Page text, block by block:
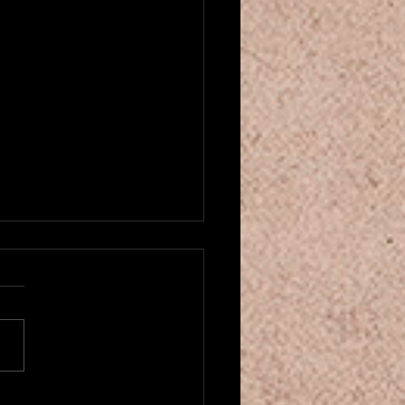
créneau pour cours de danse
ベリーダンスクラスが
ちは！もう2025年も残り